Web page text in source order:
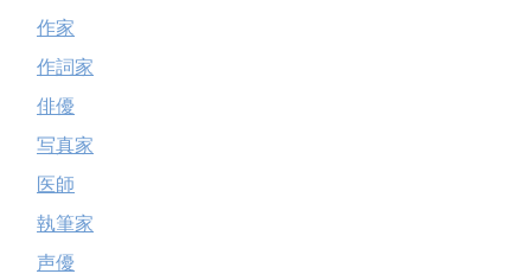
作家
作詞家
俳優
写真家
医師
執筆家
声優